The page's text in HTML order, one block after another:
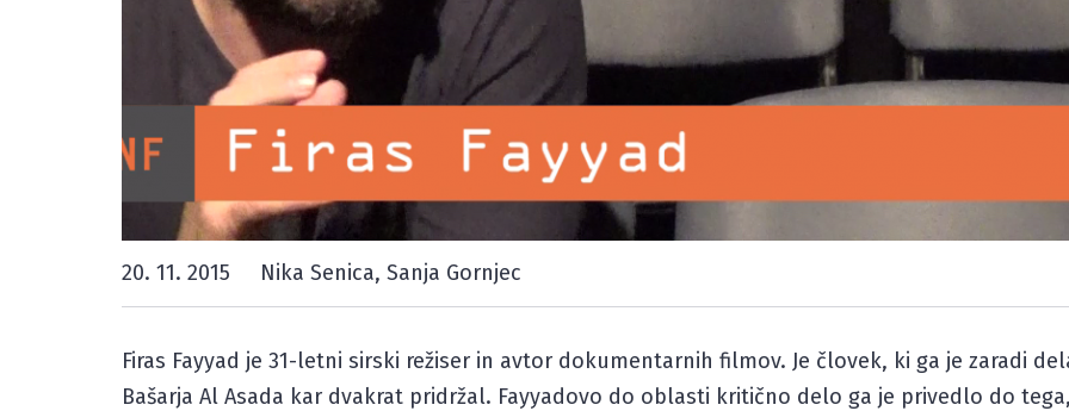
20. 11. 2015 Nika Senica, Sanja Gornjec
Firas Fayyad je 31-letni sirski režiser in avtor dokumentarnih filmov. Je človek, ki ga je zaradi
Bašarja Al Asada kar dvakrat pridržal. Fayyadovo do oblasti kritično delo ga je privedlo do